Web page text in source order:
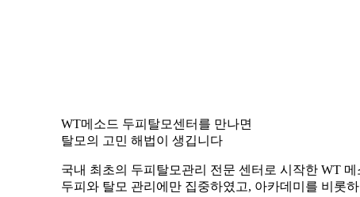
WT메소드 두피탈모센터를 만나면
탈모의 고민 해법이 생깁니다
국내 최초의 두피탈모관리 전문 센터로 시작한 WT
두피와 탈모 관리에만 집중하였고, 아카데미를 비롯